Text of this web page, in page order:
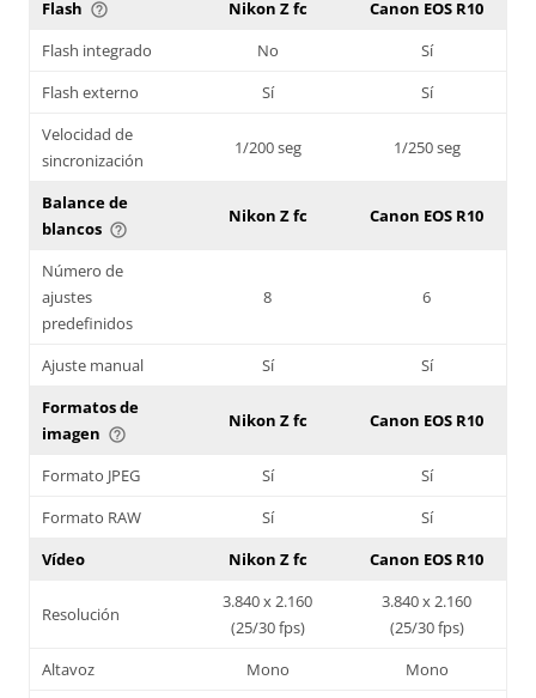
Flash help_outline Nikon Z fc
Canon EOS R10
Flash integrado
No
Sí
Flash externo
Sí
Sí
Velocidad de
sincronización
1/200 seg 1/250 seg
Balance de
blancos help_outline
Nikon Z fc Canon EOS R10
Número de
ajustes
predefinidos
8 6
Ajuste manual Sí
Sí
Formatos de
imagen help_outline
Nikon Z fc Canon EOS R10
Formato JPEG Sí
Sí
Formato RAW
Sí
Sí
Vídeo
Nikon Z fc Canon EOS R10
Resolución
3.840 x 2.160
(25/30 fps)
3.840 x 2.160
(25/30 fps)
Altavoz
Mono
Mono